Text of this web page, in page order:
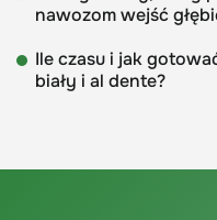
nawozom wejść
Ile czasu i jak
biały i al dente?